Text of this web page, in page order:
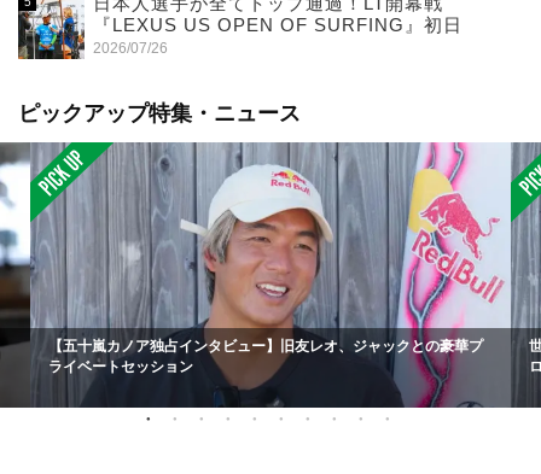
『LEXUS US OPEN OF SURFING』初日
2026/07/26
ピックアップ特集・ニュース
【五十嵐カノア独占インタビュー】旧友レオ、ジャックとの豪華プ
ライベートセッション